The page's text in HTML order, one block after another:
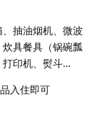
抽油烟机、微波
具餐具（锅碗瓢
打印机、熨斗…
入住即可